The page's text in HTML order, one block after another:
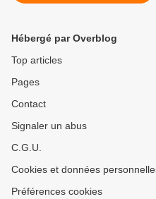
Hébergé par Overblog
Top articles
Pages
Contact
Signaler un abus
C.G.U.
Cookies et données
Préférences cookies